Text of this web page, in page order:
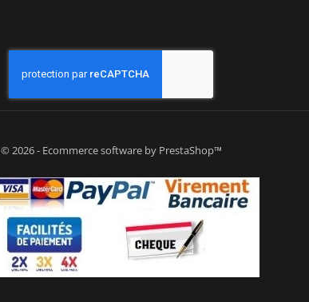
© 2026 - Ecommerce software by PrestaShop™